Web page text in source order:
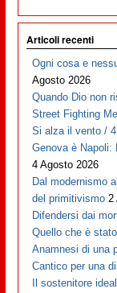
Articoli recenti
Ogni cosa e
Agosto 2026
Quando Dio non
Street Fighting
Si alza il vento /
Genova è
4 Agosto 2026
Dal modernismo
del primitivismo 2
Difendersi dai
Quello che è
Anamnesi di una
Cantico per una
Il sostenitore